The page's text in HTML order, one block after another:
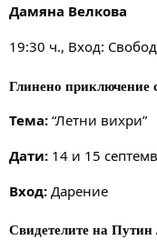
Дамяна Велкова
19:30 ч., Вход:
Глинено приключение
Тема: “Летни вихри”
Дати: 14 и 15
Вход: Дарение
Свидетелите на Путин